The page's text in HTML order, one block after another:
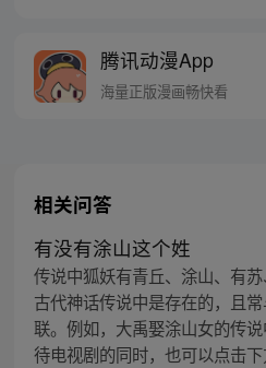
不能寐的都市传说诞生了 《这个
险》每周三、六双
腾讯动漫App
海量正版漫画畅快看
相关问答
有没有涂山这个姓
传说中狐妖有青丘、涂山、有
古代神话传说中是存在的，且
联。例如，大禹娶涂山女的传
待电视剧的同时，也可以点击